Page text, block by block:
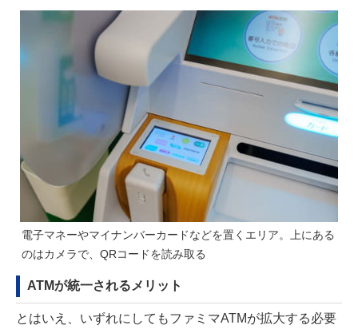
電子マネーやマイナンバーカードなどを置くエリア。上にある
のはカメラで、QRコードを読み取る
ATMが統一されるメリット
とはいえ、いずれにしてもファミマATMが拡大する必要